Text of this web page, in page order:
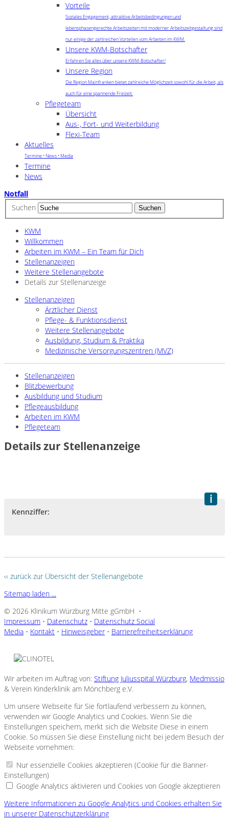
Vorteile
Soziales Engagement, attraktive Arbeitsbedingungen und
lebensphasengerechte Arbeitszeiten mit moderner Arbeitszeitgestaltung sind
nur einige der zahlreichen Vorteilen vom Arbeiten im KWM.
Unsere KWM-Botschafter
Erfahren Sie alles über unsere KWM-Botschafter!
Unsere Region
Die Region Mainfranken bietet zahlreiche Möglichzeit sowohl für die Arbeit, als
auch für eine spannende Freizeit.
Pflegeteam
Übersicht
Aus-, Fort- und Weiterbildung
Flexi-Team
Aktuelles
Termine • News • Media
Termine
News
Notfall
Suchen
KWM
Willkommen
Arbeiten im KWM – Ein Team für Dich
Stellenanzeigen
Weitere Stellenangebote
Details zur Stellenanzeige
Stellenanzeigen
Ärztlicher Dienst
Pflege- & Funktionsdienst
Weitere Stellenangebote
Ausbildung, Studium & Praktika
Medizinische Versorgungszentren (MVZ)
Stellenanzeigen
Blitzbewerbung
Ausbildung und Studium
Pflegeausbildung
Arbeiten im KWM
Pflegeteam
Details zur Stellenanzeige
Kennziffer:
‹‹ zurück zur Übersicht der Stellenangebote
Sitemap laden ...
© 2026 Klinikum Würzburg Mitte gGmbH •
Impressum • Datenschutz • Datenschutz Social
Media • Kontakt • Hinweisgeber • Barrierefreiheitserklärung
Wir arbeiten im Auftrag von: Stiftung Juliusspital Würzburg, Medmissio
& Verein Kinderklinik am Mönchberg e.V.
Um unsere Webseite für Sie fortlaufend verbessern zu können,
verwenden wir Google Analytics und Cookies. Wenn Sie die
Einstellungen speichern, merkt sich die Website Diese in einem
Cookie. So müssen Sie diese Einstellung nicht bei jedem Besuch der
Webseite vornehmen:
Nur essenzielle Cookies akzeptieren (Cookie für die Banner-
Einstellungen)
Google Analytics aktivieren und Cookies von Google akzeptieren
Weitere Informationen zu Google Analytics und Cookies erhalten Sie
in unserer Datenschutzerklärung